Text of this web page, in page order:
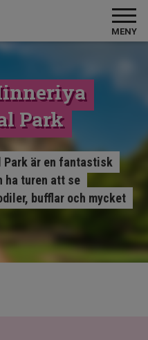
MENY
Park
är en fantastisk
ha turen att se
bufflar och mycket